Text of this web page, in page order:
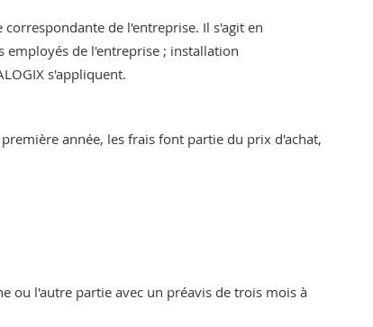
correspondante de l'entreprise. Il s'agit en
employés de l'entreprise ; installation
s'appliquent.
année, les frais font partie du prix d'achat,
ou l'autre partie avec un préavis de trois mois à